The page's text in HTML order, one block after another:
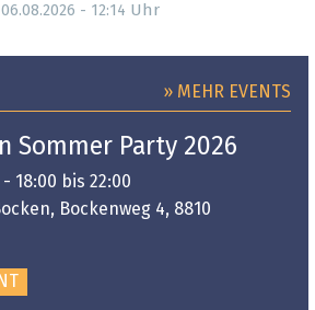
06.08.2026 - 12:14 Uhr
» MEHR EVENTS
Sommer Party 2026
18:00 bis 22:00
Bockenweg 4, 8810